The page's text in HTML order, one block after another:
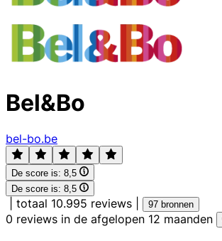
Bel&Bo
bel-bo.be
De score is: 8,5
De score is: 8,5
totaal 10.995 reviews 97 bronnen
0 reviews in de afgelopen 12 maanden